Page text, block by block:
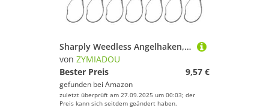
Sharply Weedless Angelhaken, Wacky Rigs mit langem Hals, Ersatz für Süß- und Salzwasser, scharfer Unkrautloser Hakenersatz, 25 Stück
von ZYMIADOU
Bester Preis
9,57 €
gefunden bei Amazon
zuletzt überprüft am 27.09.2025 um 00:03; der
Preis kann sich seitdem geändert haben.